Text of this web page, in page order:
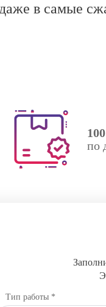
в самые
по
Тип работы *